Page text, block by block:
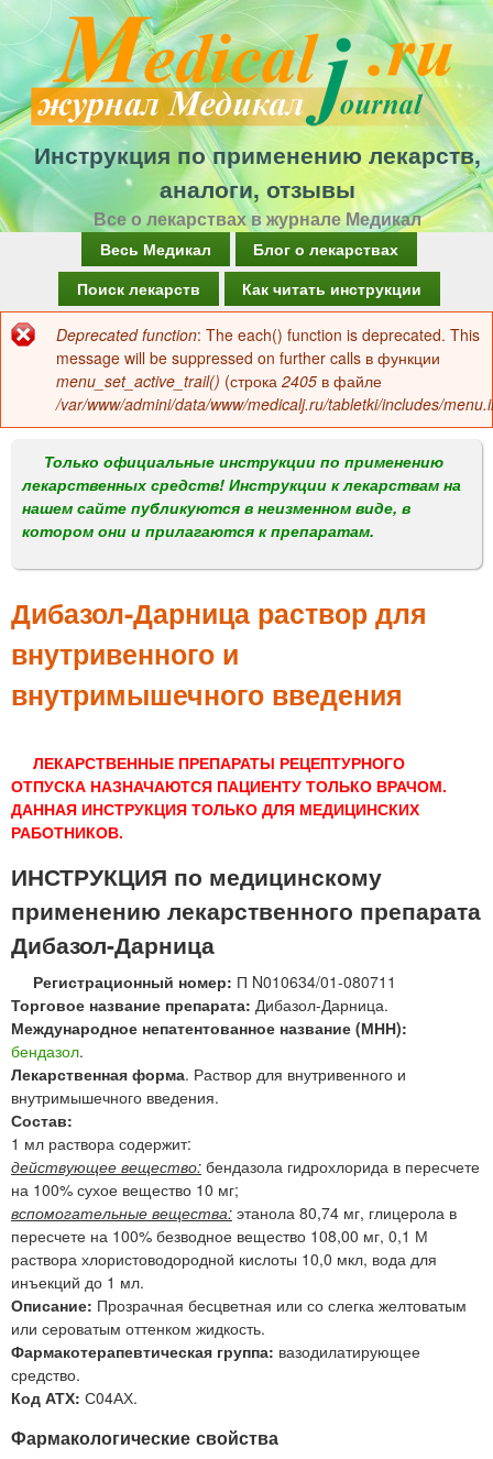
Перейти
к
основному
содержанию
Инструкция по применению лекарств,
аналоги, отзывы
Все о лекарствах в журнале Медикал
а
в
о
м
е
н
Весь Медикал
Блог о лекарствах
Поиск лекарств
Как читать инструкции
Сообщение
об
ошибке
Deprecated function: The each() function is deprecated. This
message will be suppressed on further calls в функции
menu_set_active_trail() (строка 2405 в файле
/var/www/admini/data/www/medicalj.ru/tabletki/includes/
Только официальные инструкции по применению
лекарственных средств! Инструкции к лекарствам на
нашем сайте публикуются в неизменном виде, в
котором они и прилагаются к препаратам.
Дибазол-Дарница раствор для
внутривенного и
внутримышечного введения
ЛЕКАРСТВЕННЫЕ ПРЕПАРАТЫ РЕЦЕПТУРНОГО
ОТПУСКА НАЗНАЧАЮТСЯ ПАЦИЕНТУ ТОЛЬКО ВРАЧОМ.
ДАННАЯ ИНСТРУКЦИЯ ТОЛЬКО ДЛЯ МЕДИЦИНСКИХ
РАБОТНИКОВ.
ИНСТРУКЦИЯ по медицинскому
применению лекарственного препарата
Дибазол-Дарница
Регистрационный номер: П N010634/01-080711
Торговое название препарата: Дибазол-Дарница.
Международное непатентованное название (МНН):
бендазол.
Лекарственная форма. Раствор для внутривенного и
внутримышечного введения.
Состав:
1 мл раствора содержит:
действующее вещество: бендазола гидрохлорида в пересчете
на 100% сухое вещество 10 мг;
вспомогательные вещества: этанола 80,74 мг, глицерола в
пересчете на 100% безводное вещество 108,00 мг, 0,1 М
раствора хлористоводородной кислоты 10,0 мкл, вода для
инъекций до 1 мл.
Описание: Прозрачная бесцветная или со слегка желтоватым
или сероватым оттенком жидкость.
Фармакотерапевтическая группа: вазодилатирующее
средство.
Код АТХ: С04АХ.
Фармакологические свойства